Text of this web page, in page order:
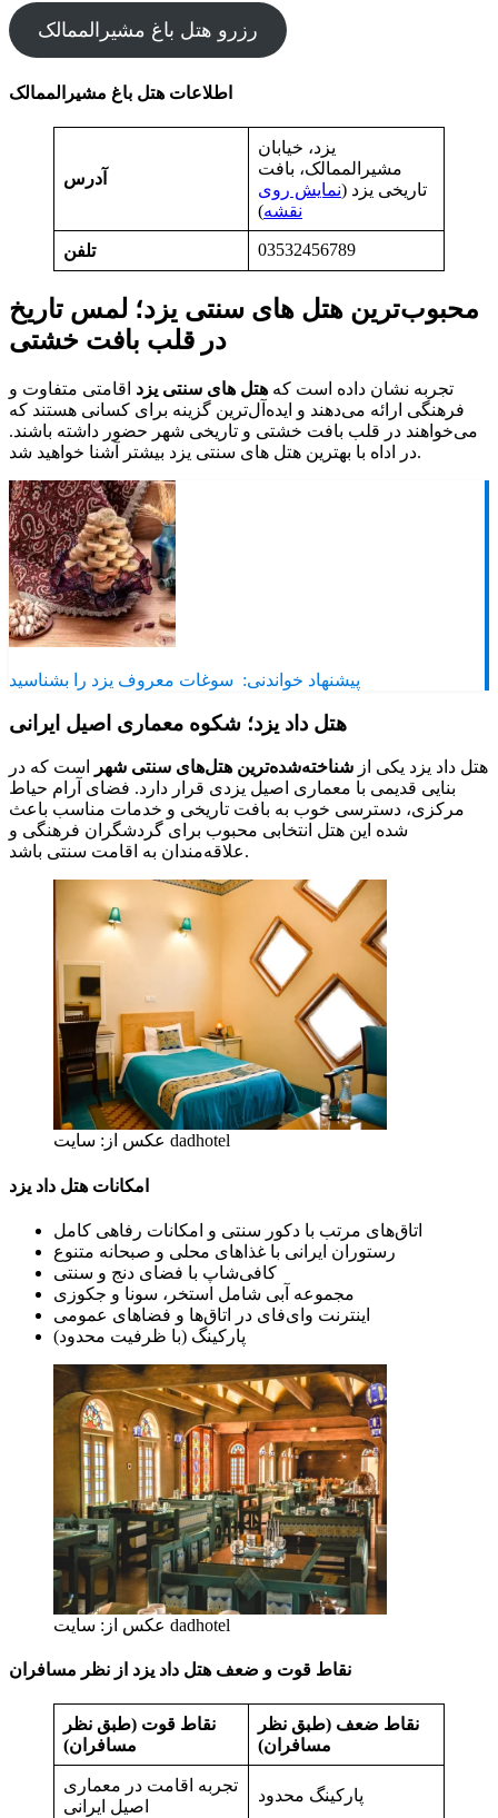
رزرو هتل باغ مشیرالممالک
اطلاعات هتل باغ مشیرالممالک
آدرس
یزد، خیابان
مشیرالممالک، بافت
تاریخی یزد (نمایش روی
نقشه)
تلفن 03532456789
محبوب‌ترین هتل های سنتی یزد؛ لمس تاریخ
در قلب بافت خشتی
تجربه نشان داده است که هتل‌ های سنتی یزد اقامتی متفاوت و
فرهنگی ارائه می‌دهند و ایده‌آل‌ترین گزینه برای کسانی هستند که
می‌خواهند در قلب بافت خشتی و تاریخی شهر حضور داشته باشند.
در اداه با بهترین هتل های سنتی یزد بیشتر آشنا خواهید شد.
پیشنهاد خواندنی: سوغات معروف یزد را بشناسید
هتل داد یزد؛ شکوه معماری اصیل ایرانی
هتل داد یزد یکی از شناخته‌شده‌ترین هتل‌های سنتی شهر
است که در
بنایی قدیمی با معماری اصیل یزدی قرار دارد. فضای آرام حیاط
مرکزی، دسترسی خوب به بافت تاریخی و خدمات مناسب باعث
شده این هتل انتخابی محبوب برای گردشگران فرهنگی و
علاقه‌مندان به اقامت سنتی باشد.
عکس از: سایت dadhotel
امکانات هتل داد یزد
اتاق‌های مرتب با دکور سنتی و امکانات رفاهی کامل
رستوران ایرانی با غذاهای محلی و صبحانه متنوع
کافی‌شاپ با فضای دنج و سنتی
مجموعه آبی شامل استخر، سونا و جکوزی
اینترنت وای‌فای در اتاق‌ها و فضاهای عمومی
پارکینگ (با ظرفیت محدود)
عکس از: سایت dadhotel
نقاط قوت و ضعف هتل داد یزد از نظر مسافران
نقاط قوت (طبق نظر
مسافران)
نقاط ضعف (طبق نظر
مسافران)
تجربه اقامت در معماری
اصیل ایرانی
پارکینگ محدود